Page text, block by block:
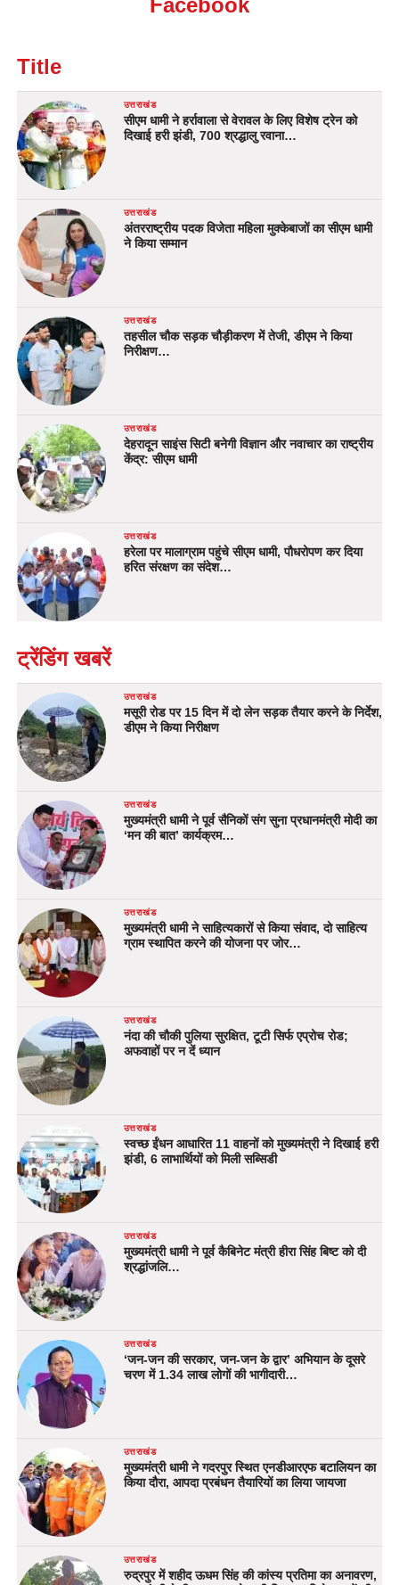
Facebook
Title
उत्तराखंड
सीएम धामी ने हर्रावाला से वेरावल के लिए विशेष ट्रेन को
दिखाई हरी झंडी, 700 श्रद्धालु रवाना…
उत्तराखंड
अंतरराष्ट्रीय पदक विजेता महिला मुक्केबाजों का सीएम धामी
ने किया सम्मान
उत्तराखंड
तहसील चौक सड़क चौड़ीकरण में तेजी, डीएम ने किया
निरीक्षण…
उत्तराखंड
देहरादून साइंस सिटी बनेगी विज्ञान और नवाचार का राष्ट्रीय
केंद्र: सीएम धामी
उत्तराखंड
हरेला पर मालाग्राम पहुंचे सीएम धामी, पौधरोपण कर दिया
हरित संरक्षण का संदेश…
ट्रेंडिंग खबरें
उत्तराखंड
मसूरी रोड पर 15 दिन में दो लेन सड़क तैयार करने के निर्देश,
डीएम ने किया निरीक्षण
उत्तराखंड
मुख्यमंत्री धामी ने पूर्व सैनिकों संग सुना प्रधानमंत्री मोदी का
‘मन की बात’ कार्यक्रम…
उत्तराखंड
मुख्यमंत्री धामी ने साहित्यकारों से किया संवाद, दो साहित्य
ग्राम स्थापित करने की योजना पर जोर…
उत्तराखंड
नंदा की चौकी पुलिया सुरक्षित, टूटी सिर्फ एप्रोच रोड;
अफवाहों पर न दें ध्यान
उत्तराखंड
स्वच्छ ईंधन आधारित 11 वाहनों को मुख्यमंत्री ने दिखाई हरी
झंडी, 6 लाभार्थियों को मिली सब्सिडी
उत्तराखंड
मुख्यमंत्री धामी ने पूर्व कैबिनेट मंत्री हीरा सिंह बिष्ट को दी
श्रद्धांजलि…
उत्तराखंड
‘जन-जन की सरकार, जन-जन के द्वार’ अभियान के दूसरे
चरण में 1.34 लाख लोगों की भागीदारी…
उत्तराखंड
मुख्यमंत्री धामी ने गदरपुर स्थित एनडीआरएफ बटालियन का
किया दौरा, आपदा प्रबंधन तैयारियों का लिया जायजा
उत्तराखंड
रुद्रपुर में शहीद ऊधम सिंह की कांस्य प्रतिमा का अनावरण,